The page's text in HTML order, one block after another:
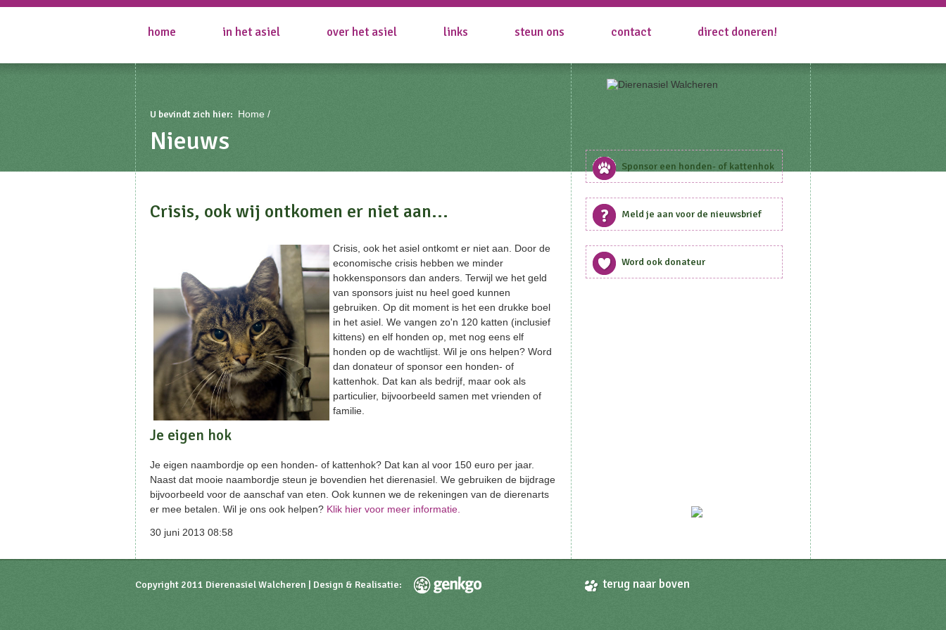
home in het asiel over het asiel links steun ons contact direct doneren!
U bevindt zich hier: Home
Nieuws
Crisis, ook wij ontkomen er niet aan...
Crisis, ook het asiel ontkomt er niet aan. Door de
economische crisis hebben we minder
hokkensponsors dan anders. Terwijl we het geld
van sponsors juist nu heel goed kunnen
gebruiken. Op dit moment is het een drukke boel
in het asiel. We vangen zo'n 120 katten (inclusief
kittens) en elf honden op, met nog eens elf
honden op de wachtlijst. Wil je ons helpen? Word
dan donateur of sponsor een honden- of
kattenhok. Dat kan als bedrijf, maar ook als
particulier, bijvoorbeeld samen met vrienden of
familie.
Je eigen hok
Je eigen naambordje op een honden- of kattenhok? Dat kan al voor 150 euro per jaar.
Naast dat mooie naambordje steun je bovendien het dierenasiel. We gebruiken de bijdrage
bijvoorbeeld voor de aanschaf van eten. Ook kunnen we de rekeningen van de dierenarts
er mee betalen. Wil je ons ook helpen? Klik hier voor meer informatie.
30 juni 2013 08:58
Sponsor een honden- of kattenhok
Meld je aan voor de nieuwsbrief
Word ook donateur
Copyright 2011 Dierenasiel Walcheren | Design & Realisatie: terug naar boven